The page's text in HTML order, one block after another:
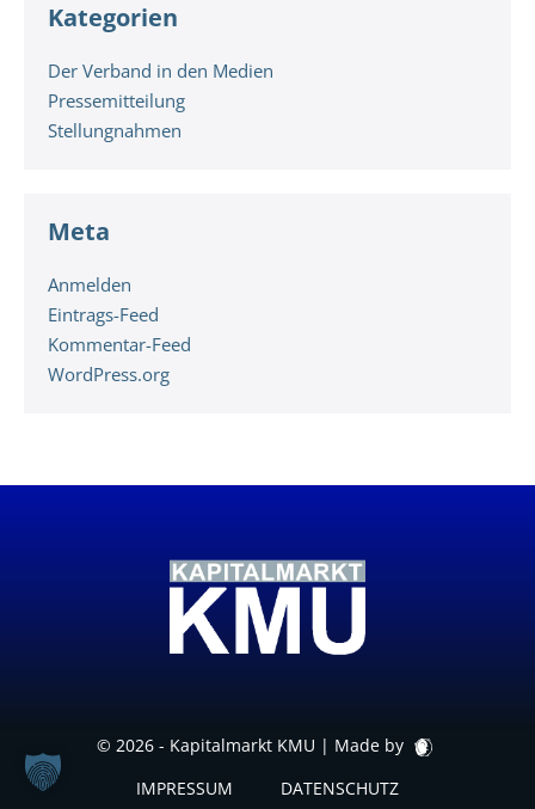
Kategorien
Der Verband in den Medien
Pressemitteilung
Stellungnahmen
Meta
Anmelden
Eintrags-Feed
Kommentar-Feed
WordPress.org
© 2026 - Kapitalmarkt KMU | Made by
IMPRESSUM
DATENSCHUTZ